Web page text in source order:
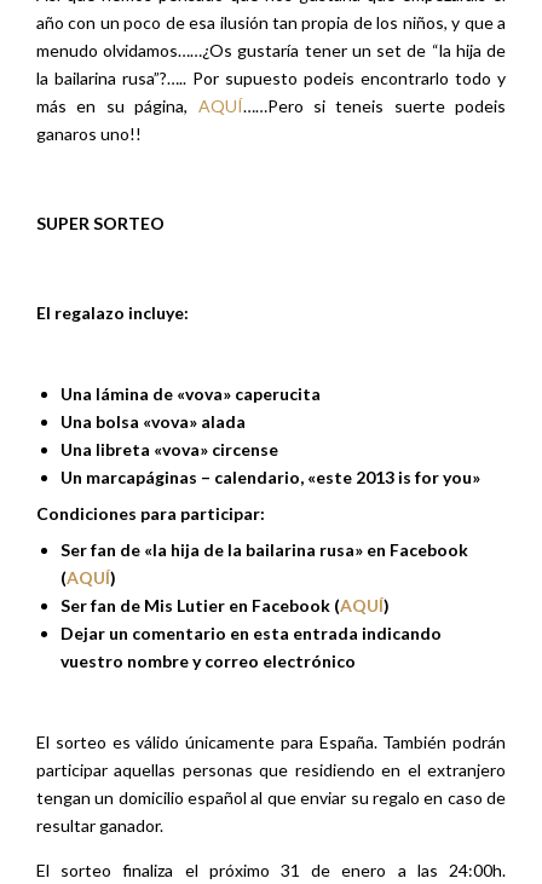
año con un poco de esa ilusión tan propia de los niños, y que a
menudo olvidamos……¿Os gustaría tener un set de “la hija de
la bailarina rusa”?….. Por supuesto podeis encontrarlo todo y
más en su página, AQUÍ……Pero si teneis suerte podeis
ganaros uno!!
SUPER SORTEO
El regalazo incluye:
Una lámina de «vova» caperucita
Una bolsa «vova» alada
Una libreta «vova» circense
Un marcapáginas – calendario, «este 2013 is for you»
Condiciones para participar:
Ser fan de «la hija de la bailarina rusa» en Facebook
(AQUÍ)
Ser fan de Mis Lutier en Facebook (AQUÍ)
Dejar un comentario en esta entrada indicando
vuestro nombre y correo electrónico
El sorteo es válido únicamente para España. También podrán
participar aquellas personas que residiendo en el extranjero
tengan un domicilio español al que enviar su regalo en caso de
resultar ganador.
El sorteo finaliza el próximo 31 de enero a las 24:00h.